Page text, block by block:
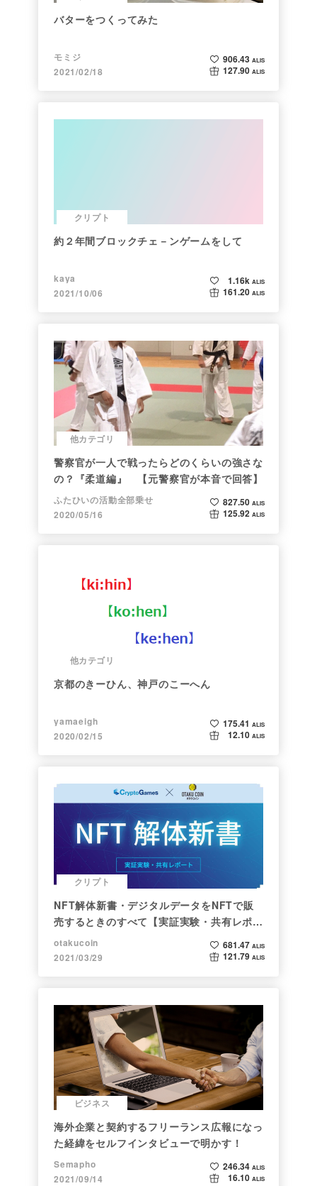
バターをつくってみた
モミジ
2021/02/18
906.43 ALIS
127.90 ALIS
クリプト
約２年間ブロックチェ－ンゲームをして
kaya
2021/10/06
1.16k ALIS
161.20 ALIS
他カテゴリ
警察官が一人で戦ったらどのくらいの強さな
の？『柔道編』 【元警察官が本音で回答】
ふたひいの活動全部乗せ
2020/05/16
827.50 ALIS
125.92 ALIS
他カテゴリ
京都のきーひん、神戸のこーへん
yamaeigh
2020/02/15
175.41 ALIS
12.10 ALIS
クリプト
NFT解体新書・デジタルデータをNFTで販
売するときのすべて【実証実験・共有レポー
ト】
otakucoin
2021/03/29
681.47 ALIS
121.79 ALIS
ビジネス
海外企業と契約するフリーランス広報になっ
た経緯をセルフインタビューで明かす！
Semapho
2021/09/14
246.34 ALIS
16.10 ALIS